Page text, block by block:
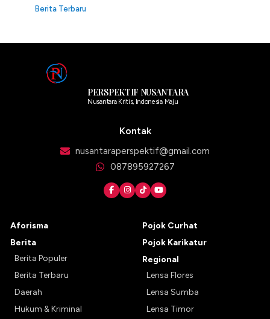
Berita Terbaru
PERSPEKTIF NUSANTARA
Nusantara Kritis, Indonesia Maju
Kontak
nusantaraperspektif@gmail.com
087895927267
Aforisma
Berita
Berita Populer
Berita Terbaru
Daerah
Hukum & Kriminal
Pojok Curhat
Pojok Karikatur
Regional
Lensa Flores
Lensa Sumba
Lensa Timor